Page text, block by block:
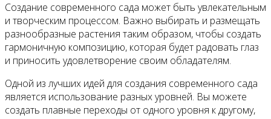
Создание современного сада может быть увлекательным
и творческим процессом. Важно выбирать и размещать
разнообразные растения таким образом, чтобы создать
гармоничную композицию, которая будет радовать глаз
и приносить удовлетворение своим обладателям.
Одной из лучших идей для создания современного сада
является использование разных уровней. Вы можете
создать плавные переходы от одного уровня к другому,